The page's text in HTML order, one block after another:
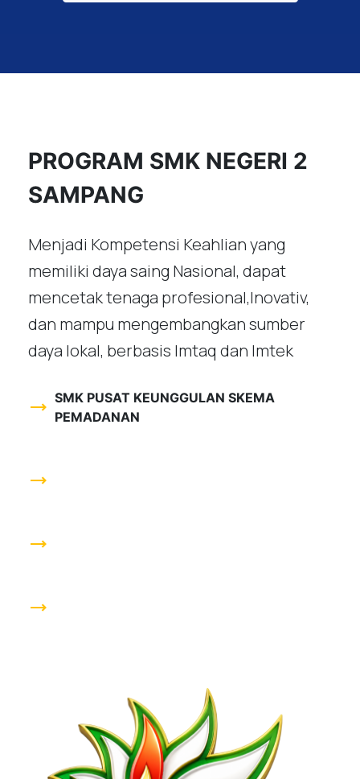
PROGRAM SMK NEGERI 2
SAMPANG
Menjadi Kompetensi Keahlian yang
memiliki daya saing Nasional, dapat
mencetak tenaga profesional,Inovativ,
dan mampu mengembangkan sumber
daya lokal, berbasis Imtaq dan Imtek
trending_flat SMK PUSAT KEUNGGULAN SKEMA
PEMADANAN
trending_flat
trending_flat
trending_flat